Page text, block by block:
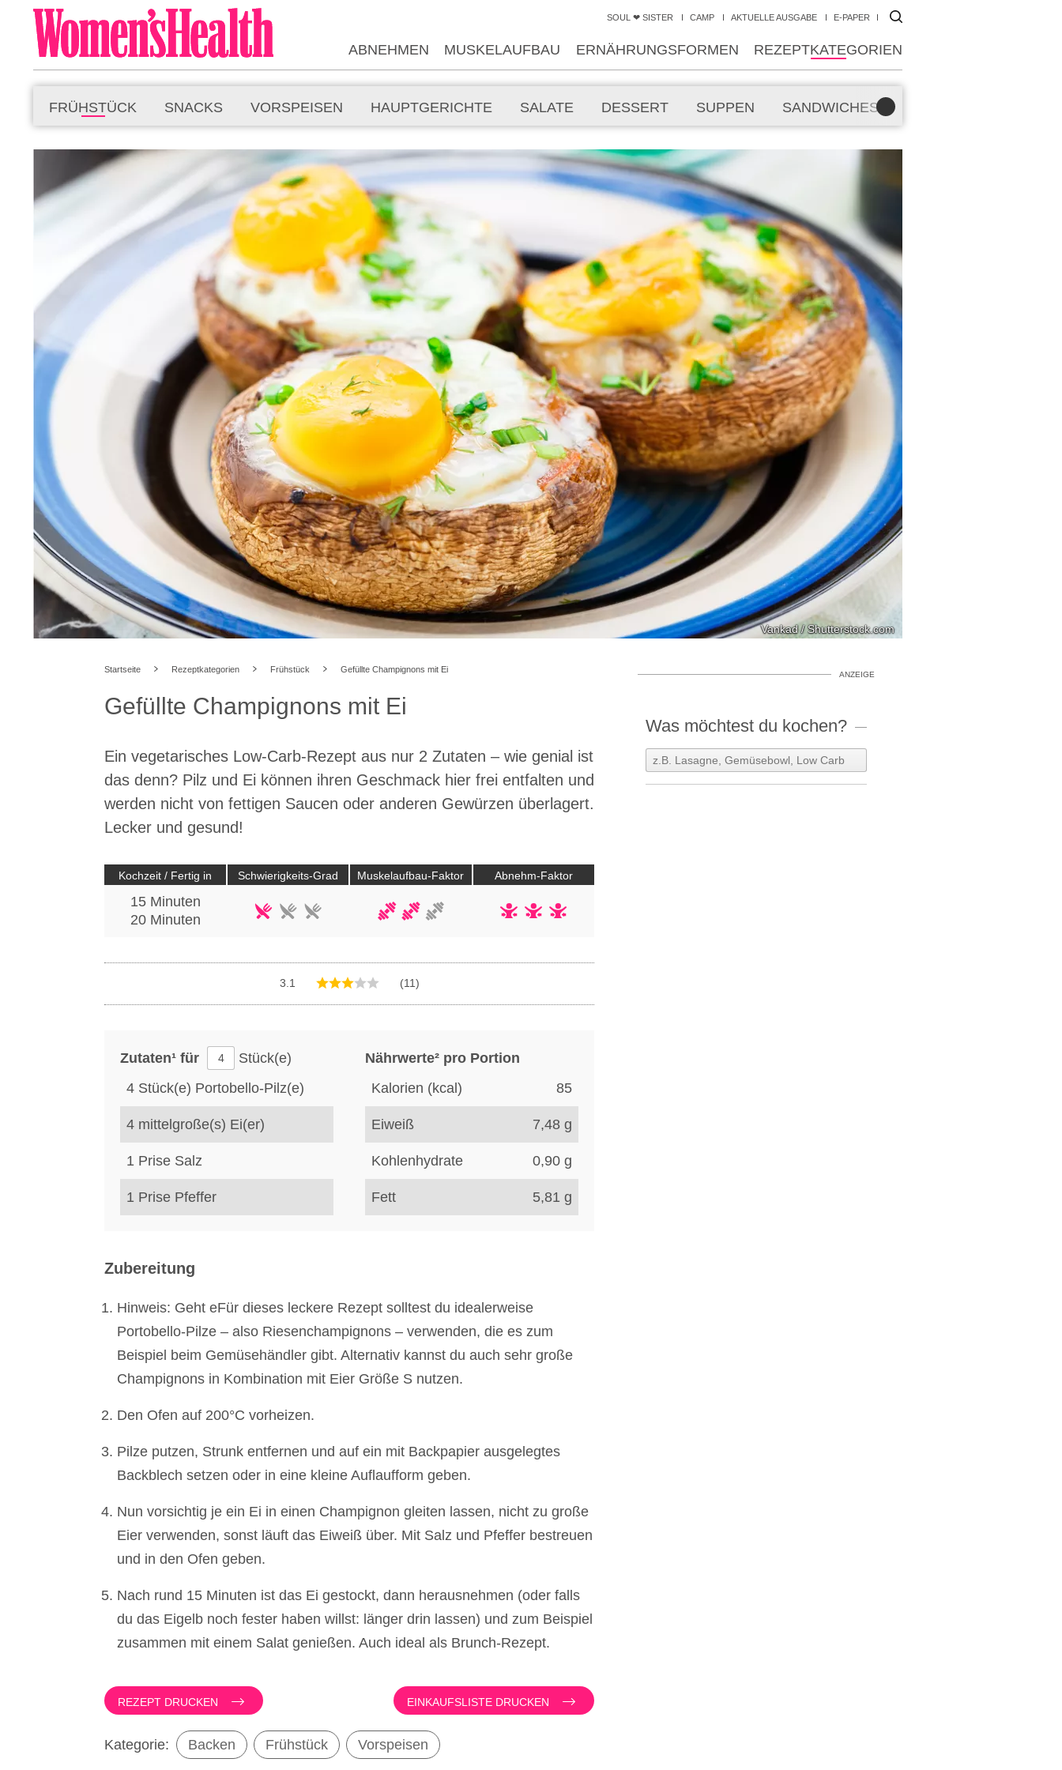
SOUL ❤ SISTER CAMP AKTUELLE AUSGABE E-PAPER
ABNEHMEN MUSKELAUFBAU ERNÄHRUNGSFORMEN REZEPTKATEGORIEN
FRÜHSTÜCK SNACKS VORSPEISEN HAUPTGERICHTE SALATE DESSERT SUPPEN SANDWICHES
Vankad / Shutterstock.com
Startseite Rezeptkategorien Frühstück Gefüllte Champignons mit Ei
Gefüllte Champignons mit Ei
Ein vegetarisches Low-Carb-Rezept aus nur 2 Zutaten – wie genial ist
das denn? Pilz und Ei können ihren Geschmack hier frei entfalten und
werden nicht von fettigen Saucen oder anderen Gewürzen überlagert.
Lecker und gesund!
Kochzeit / Fertig in Schwierigkeits-Grad Muskelaufbau-Faktor Abnehm-Faktor
15 Minuten
20 Minuten
3.1 (11)
Zutaten¹ für
Stück(e)
4 Stück(e) Portobello-Pilz(e)
4 mittelgroße(s) Ei(er)
1 Prise Salz
1 Prise Pfeffer
Nährwerte² pro Portion
Kalorien (kcal)
85
Eiweiß 7,48 g
Kohlenhydrate 0,90 g
Fett 5,81 g
Zubereitung
Hinweis: Geht eFür dieses leckere Rezept solltest du idealerweise
Portobello-Pilze – also Riesenchampignons – verwenden, die es zum
Beispiel beim Gemüsehändler gibt. Alternativ kannst du auch sehr große
Champignons in Kombination mit Eier Größe S nutzen.
Den Ofen auf 200°C vorheizen.
Pilze putzen, Strunk entfernen und auf ein mit Backpapier ausgelegtes
Backblech setzen oder in eine kleine Auflaufform geben.
Nun vorsichtig je ein Ei in einen Champignon gleiten lassen, nicht zu große
Eier verwenden, sonst läuft das Eiweiß über. Mit Salz und Pfeffer bestreuen
und in den Ofen geben.
Nach rund 15 Minuten ist das Ei gestockt, dann herausnehmen (oder falls
du das Eigelb noch fester haben willst: länger drin lassen) und zum Beispiel
zusammen mit einem Salat genießen. Auch ideal als Brunch-Rezept.
REZEPT DRUCKEN EINKAUFSLISTE DRUCKEN
Kategorie: Backen Frühstück Vorspeisen
Was möchtest du kochen?